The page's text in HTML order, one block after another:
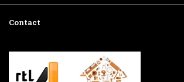
Contact